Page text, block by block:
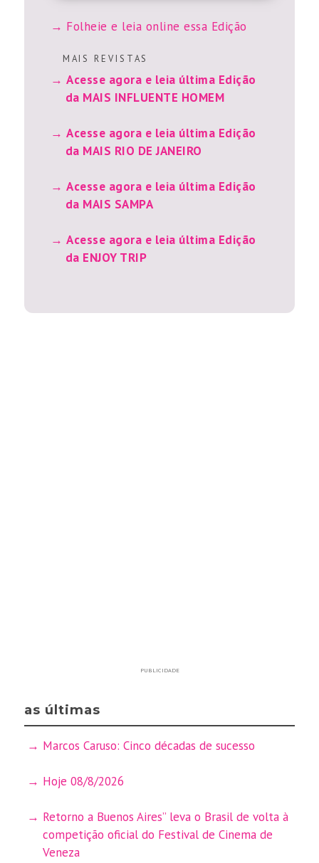
Folheie e leia online essa Edição
M A I S R E V I S T A S
Acesse agora e leia última Edição
da MAIS INFLUENTE HOMEM
Acesse agora e leia última Edição
da MAIS RIO DE JANEIRO
Acesse agora e leia última Edição
da MAIS SAMPA
Acesse agora e leia última Edição
da ENJOY TRIP
PUBLICIDADE
as últimas
Marcos Caruso: Cinco décadas de sucesso
Hoje 08/8/2026
Retorno a Buenos Aires” leva o Brasil de volta à
competição oficial do Festival de Cinema de
Veneza